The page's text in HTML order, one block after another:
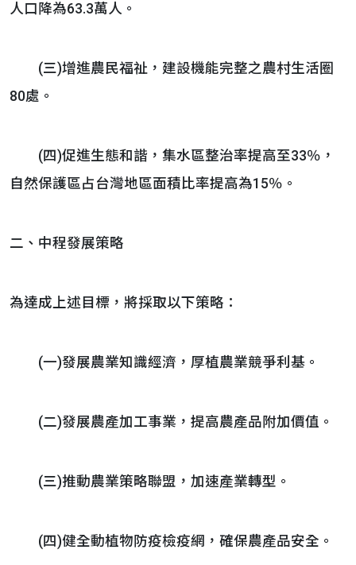
人口降為63.3萬人。
(三)增進農民福祉，建設機能完整之農村生活圈
80處。
(四)促進生態和諧，集水區整治率提高至33％，
自然保護區占台灣地區面積比率提高為15％。
二、中程發展策略
為達成上述目標，將採取以下策略：
(一)發展農業知識經濟，厚植農業競爭利基。
(二)發展農產加工事業，提高農產品附加價值。
(三)推動農業策略聯盟，加速產業轉型。
(四)健全動植物防疫檢疫網，確保農產品安全。